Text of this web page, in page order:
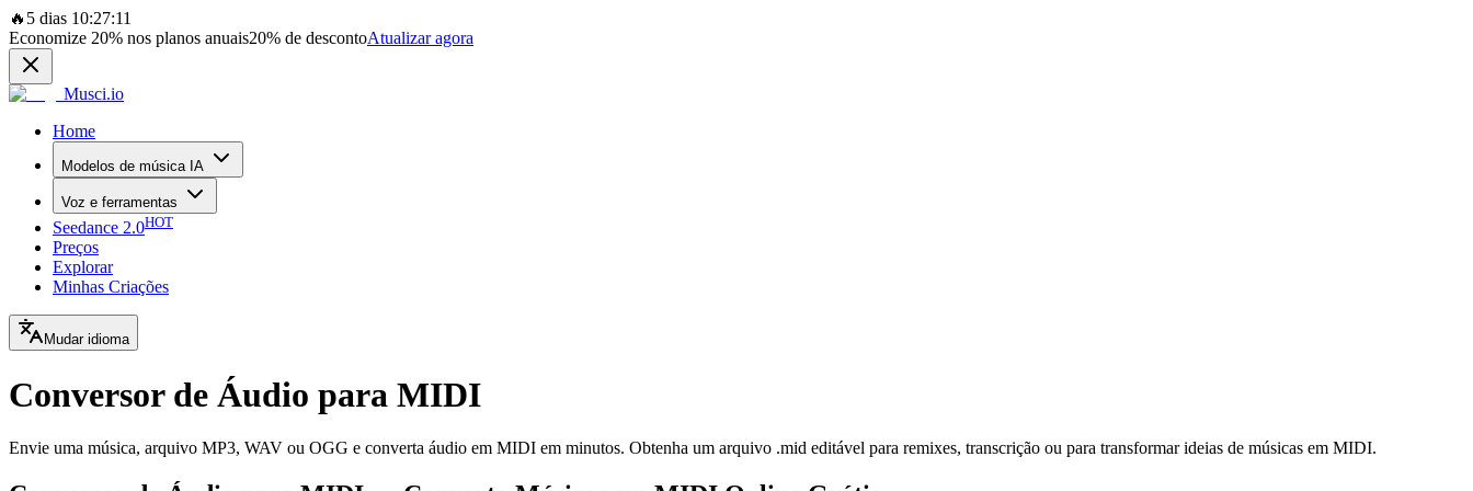
🔥 5 dias 10:27:11
Economize 20% nos planos anuais20% de descontoAtualizar agora
Musci.io
Home
Modelos de música IA
Voz e ferramentas
Seedance 2.0HOT
Preços
Explorar
Minhas Criações
Mudar idioma
Conversor de Áudio para MIDI
Envie uma música, arquivo MP3, WAV ou OGG e converta áudio em MIDI em minutos. Obtenha um arquivo .mid editável para remixes, transcrição ou para transformar ideias de músicas em MIDI.